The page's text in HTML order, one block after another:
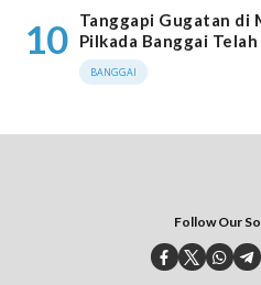
10
Tanggapi Gugatan di
Pilkada Banggai
BANGGAI
Follow Our